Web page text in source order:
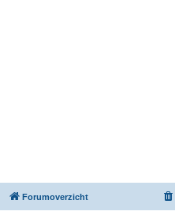
Forumoverzicht